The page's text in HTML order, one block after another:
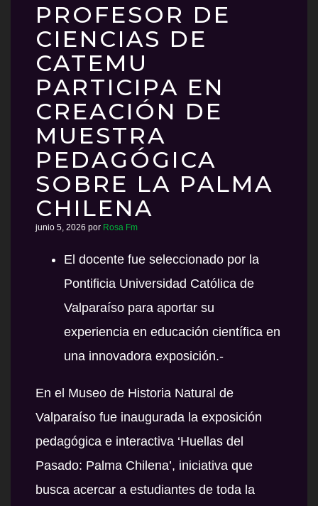
PROFESOR DE
CIENCIAS DE
CATEMU
PARTICIPA EN
CREACIÓN DE
MUESTRA
PEDAGÓGICA
SOBRE LA PALMA
CHILENA
junio 5, 2026 por Rosa Fm
El docente fue seleccionado por la
Pontificia Universidad Católica de
Valparaíso para aportar su
experiencia en educación científica en
una innovadora exposición.-
En el Museo de Historia Natural de
Valparaíso fue inaugurada la exposición
pedagógica e interactiva ‘Huellas del
Pasado: Palma Chilena’, iniciativa que
busca acercar a estudiantes de toda la